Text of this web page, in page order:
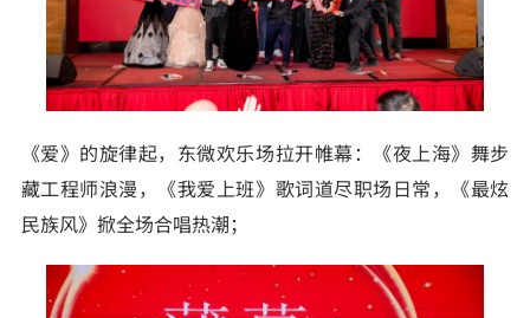
《爱》的旋律起，东微欢乐场拉开帷幕：《夜上海》舞步
藏工程师浪漫，《我爱上班》歌词道尽职场日常，《最炫
民族风》掀全场合唱热潮；